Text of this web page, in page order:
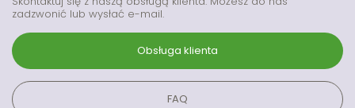
zadzwonić lub wysłać e-mail.
Obsługa klienta
FAQ